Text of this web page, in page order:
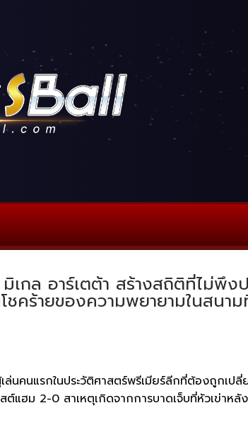
กล อาร์เตต้า สร้างสถิติที่ไม่พึง
คร้ายของความพยายามในสนา
นคนแรกในประวัติศาสตร์พรีเมียร์ลีกที่ต้องถูกเป
ฮม 2-0 สาเหตุเกิดจากการบาดเจ็บที่หัวเข่าหลัง